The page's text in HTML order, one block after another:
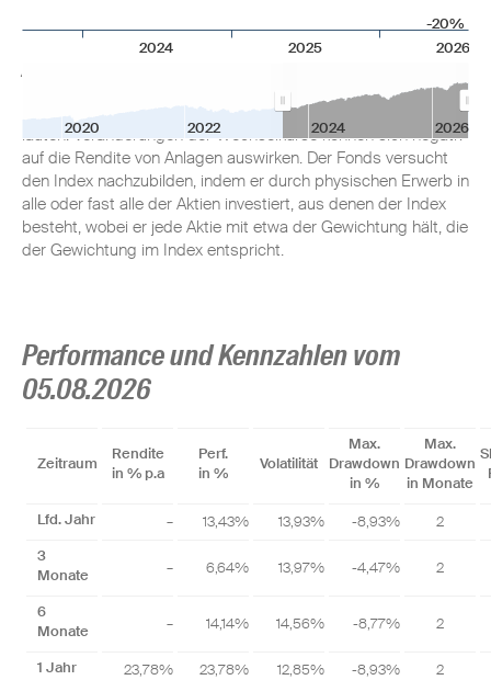
2024 2025 2026
-20%
2020 2022 2024 2026
Der Fonds investiert vorwiegend in Wertpapiere, die auf USD
lauten. Veränderungen der Wechselkurse können sich negativ
auf die Rendite von Anlagen auswirken. Der Fonds versucht
den Index nachzubilden, indem er durch physischen Erwerb in
alle oder fast alle der Aktien investiert, aus denen der Index
besteht, wobei er jede Aktie mit etwa der Gewichtung hält, die
der Gewichtung im Index entspricht.
Performance und Kennzahlen vom
05.08.2026
Zeitraum
Rendite
in % p.a
Perf.
in %
Volatilität
Max.
Drawdown
in %
Max.
Drawdown
in Monate
Lfd. Jahr – 13,43% 13,93% -8,93%
2
3
Monate
– 6,64% 13,97% -4,47% 2
6
Monate
– 14,14% 14,56% -8,77% 2
1 Jahr 23,78% 23,78% 12,85% -8,93%
2